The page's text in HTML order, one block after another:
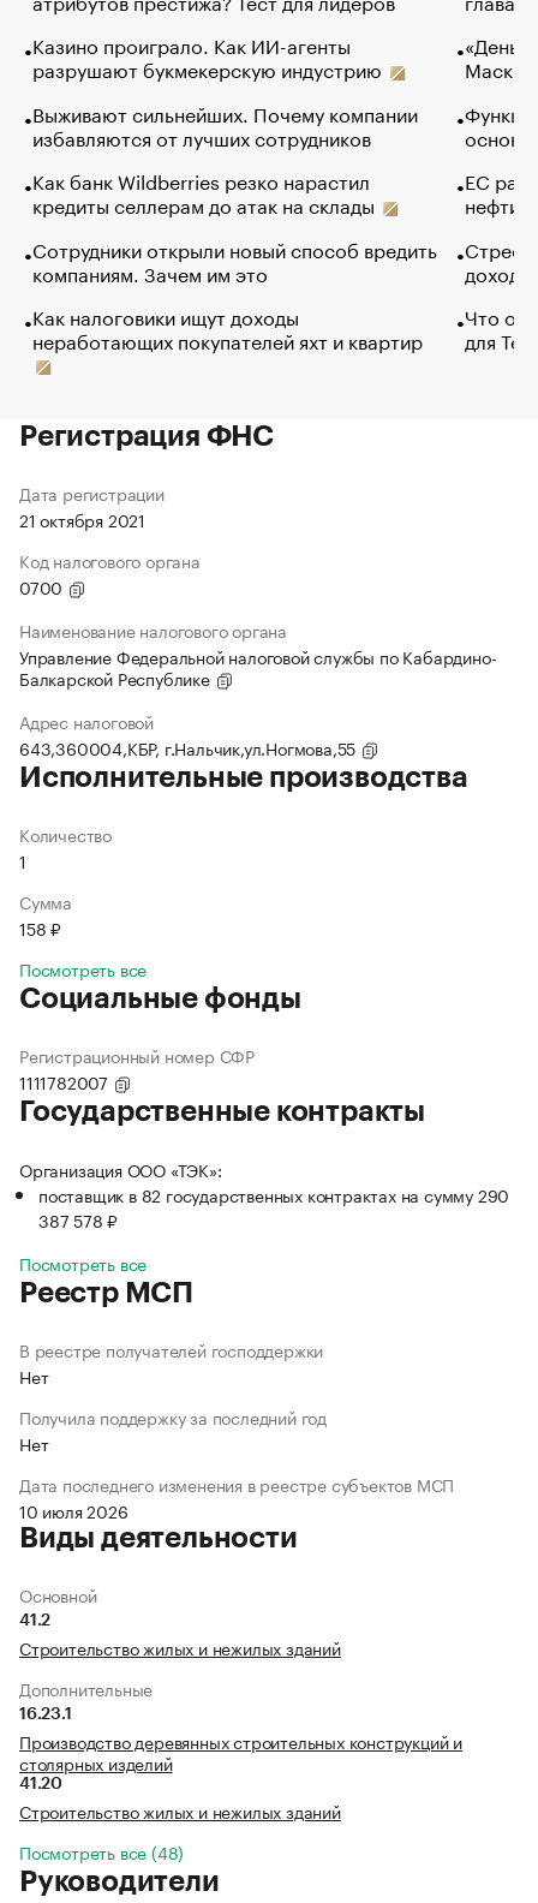
Казино проиграло. Как ИИ-агенты
разрушают букмекерскую индустрию
Выживают сильнейших. Почему компании
избавляются от лучших сотрудников
Как банк Wildberries резко нарастил
кредиты селлерам до атак на склады
Сотрудники открыли новый способ вредить
компаниям. Зачем им это
Как налоговики ищут доходы
неработающих покупателей яхт и квартир
Маск в
основ
ЕС
нефти
Что
для
Регистрация ФНС
Дата регистрации
21 октября 2021
Код налогового органа
0700
Наименование налогового органа
Управление Федеральной налоговой службы по Кабардино-
Балкарской Республике
Адрес налоговой
643,360004,КБР, г.Нальчик,ул.Ногмова,55
Исполнительные производства
Количество
1
Сумма
158 ₽
Посмотреть все
Социальные фонды
Регистрационный номер СФР
1111782007
Государственные контракты
Организация ООО «ТЭК»:
поставщик в 82 государственных контрактах на сумму 290
387 578 ₽
Посмотреть все
Реестр МСП
В реестре получателей господдержки
Нет
Получила поддержку за последний год
Нет
Дата последнего изменения в реестре субъектов МСП
10 июля 2026
Виды деятельности
Основной
41.2
Строительство жилых и нежилых зданий
Дополнительные
16.23.1
Производство деревянных строительных конструкций и
столярных изделий
41.20
Строительство жилых и нежилых зданий
Посмотреть все (48)
Руководители